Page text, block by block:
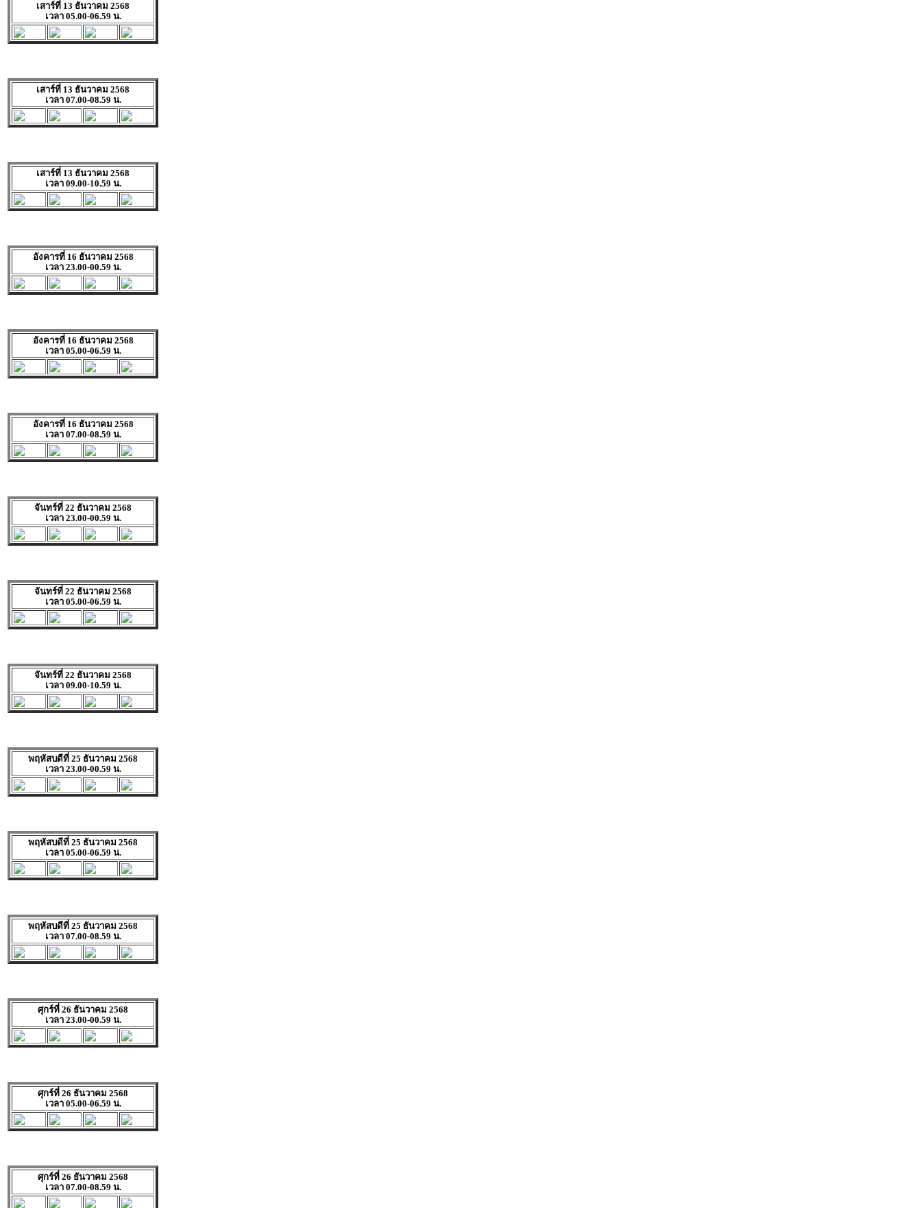
เสาร์ที่ 13 ธันวาคม 2568
เวลา 05.00-06.59 น.
เสาร์ที่ 13 ธันวาคม 2568
เวลา 07.00-08.59 น.
เสาร์ที่ 13 ธันวาคม 2568
เวลา 09.00-10.59 น.
อังคารที่ 16 ธันวาคม 2568
เวลา 23.00-00.59 น.
อังคารที่ 16 ธันวาคม 2568
เวลา 05.00-06.59 น.
อังคารที่ 16 ธันวาคม 2568
เวลา 07.00-08.59 น.
จันทร์ที่ 22 ธันวาคม 2568
เวลา 23.00-00.59 น.
จันทร์ที่ 22 ธันวาคม 2568
เวลา 05.00-06.59 น.
จันทร์ที่ 22 ธันวาคม 2568
เวลา 09.00-10.59 น.
พฤหัสบดีที่ 25 ธันวาคม 2568
เวลา 23.00-00.59 น.
พฤหัสบดีที่ 25 ธันวาคม 2568
เวลา 05.00-06.59 น.
พฤหัสบดีที่ 25 ธันวาคม 2568
เวลา 07.00-08.59 น.
ศุกร์ที่ 26 ธันวาคม 2568
เวลา 23.00-00.59 น.
ศุกร์ที่ 26 ธันวาคม 2568
เวลา 05.00-06.59 น.
ศุกร์ที่ 26 ธันวาคม 2568
เวลา 07.00-08.59 น.